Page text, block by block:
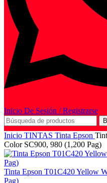
Inicio De Sesión / Registrarse
Inicio TINTAS Tinta Epson
Color SC900, 980 (1,200 Pag)
Tinta Epson T01C420 Yellow
Pag)